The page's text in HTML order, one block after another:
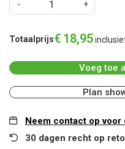
Totaalprijs€ 18,95
Voeg toe
Plan
Neem contact op
30 dagen recht op